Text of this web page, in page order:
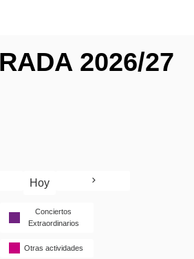
2026/27
Hoy
Conciertos
Extraordinarios
Otras actividades